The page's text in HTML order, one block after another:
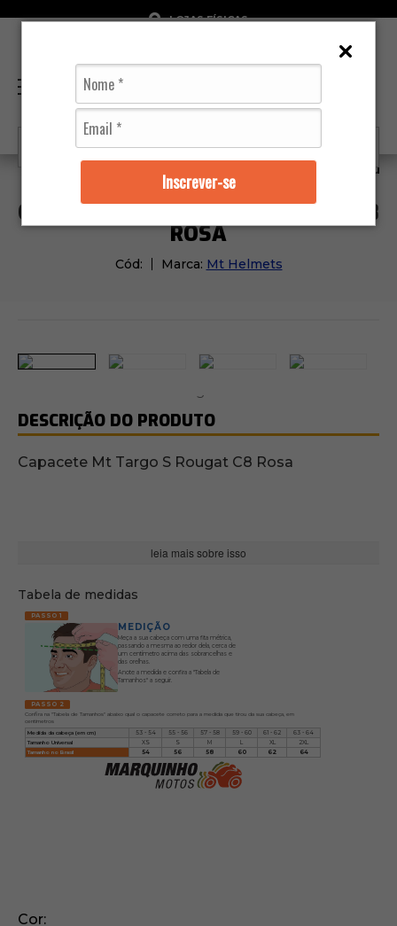
Inscrever-se
LOJAS FÍSICAS
Capacetes Capacete Mt Targo S
CAPACETE MT TARGO S ROUGAT C8
ROSA
Cód: Marca: Mt Helmets
DESCRIÇÃO DO PRODUTO
Capacete Mt Targo S Rougat C8 Rosa
leia mais sobre isso
Tabela de medidas
PASSO 1
MEDIÇÃO
Meça a sua cabeça com uma fita métrica,
passando a mesma ao redor dela, cerca de
um centímetro acima das sobrancelhas e
das orelhas.
Anote a medida e confira a "Tabela de
Tamanhos" a seguir.
PASSO 2
Confira na "Tabela de Tamanhos" abaixo qual o capacete correto para a medida que tirou da sua cabeça, em
centímetros
Medida da cabeça (em cm)
53 - 54 55 - 56 57 - 58 59 - 60 61 - 62
63 - 64
Tamanho Universal
XS S M L XL
2XL
Tamanho no Brasil
54 56 58 60 62 64
Cor